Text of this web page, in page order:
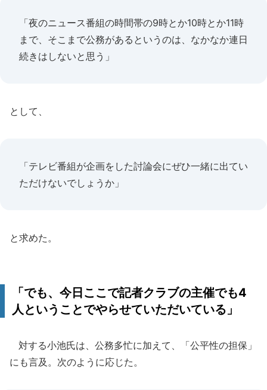
「夜のニュース番組の時間帯の9時とか10時とか11時
まで、そこまで公務があるというのは、なかなか連日
続きはしないと思う」
として、
「テレビ番組が企画をした討論会にぜひ一緒に出てい
ただけないでしょうか」
と求めた。
「でも、今日ここで記者クラブの主催でも4
人ということでやらせていただいている」
対する小池氏は、公務多忙に加えて、「公平性の担保」
にも言及。次のように応じた。